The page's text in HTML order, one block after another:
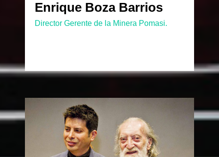
Enrique Boza Barrios
Director Gerente de la Minera Pomasi.